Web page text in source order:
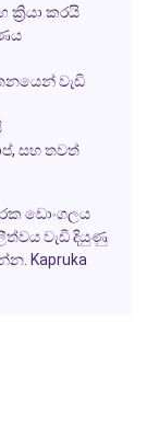
ක්‍රියා කරයි
වැඩි
සහ තවත්
ඩොංගලය
වැඩි දියුණු
Kapruka